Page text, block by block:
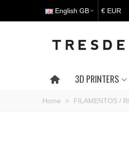
English GB € EUR
3D PRINTERS
Home > FILAMENTOS /